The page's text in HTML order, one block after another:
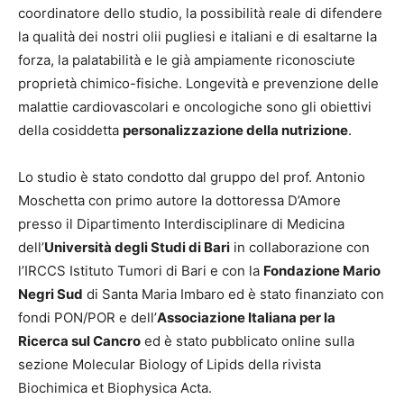
coordinatore dello studio, la possibilità reale di difendere
la qualità dei nostri olii pugliesi e italiani e di esaltarne la
forza, la palatabilità e le già ampiamente riconosciute
proprietà chimico-fisiche. Longevità e prevenzione delle
malattie cardiovascolari e oncologiche sono gli obiettivi
della cosiddetta personalizzazione della nutrizione.
Lo studio è stato condotto dal gruppo del prof. Antonio
Moschetta con primo autore la dottoressa D’Amore
presso il Dipartimento Interdisciplinare di Medicina
dell’Università degli Studi di Bari in collaborazione con
l’IRCCS Istituto Tumori di Bari e con la Fondazione Mario
Negri Sud di Santa Maria Imbaro ed è stato finanziato con
fondi PON/POR e dell’Associazione Italiana per la
Ricerca sul Cancro ed è stato pubblicato online sulla
sezione Molecular Biology of Lipids della rivista
Biochimica et Biophysica Acta.